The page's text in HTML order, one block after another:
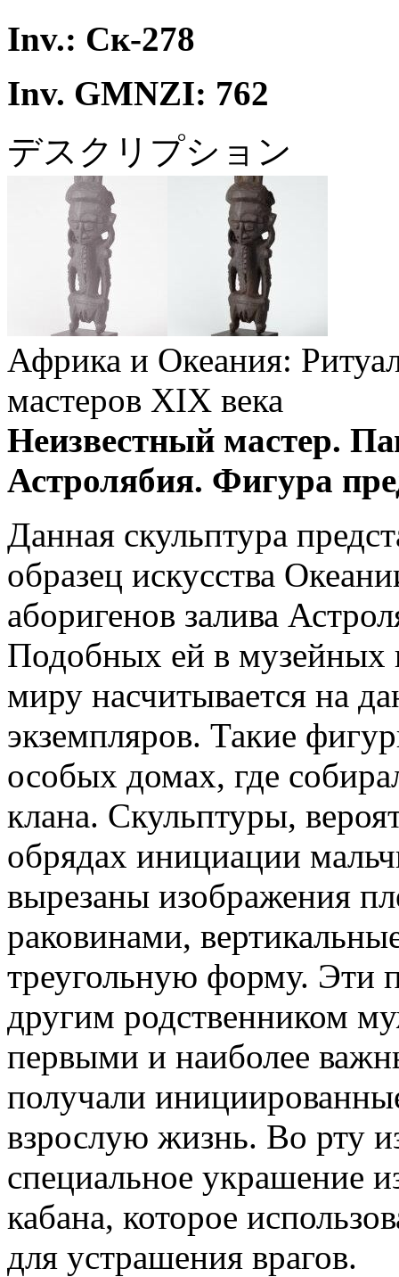
Inv.: Ск-278
Inv. GMNZI: 762
デスクリプション
Африка и Океания:
мастеров XIX века
Неизвестный мастер.
Астролябия. Фигура
Данная скульптура
образец искусства
аборигенов залива
Подобных ей в музейных
миру насчитывается на
экземпляров. Такие
особых домах, где
клана. Скульптуры,
обрядах инициации
вырезаны изображения
раковинами,
треугольную форму. Эти
другим родственником
первыми и наиболее
получали
взрослую жизнь. Во рту
специальное украшение
кабана, которое
для устрашения врагов.